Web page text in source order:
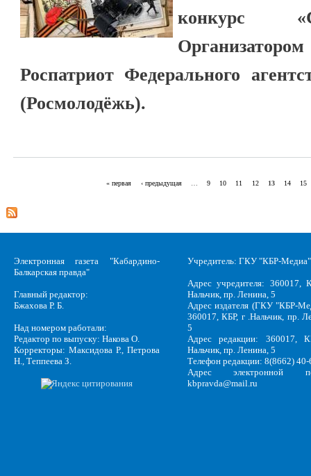
конкурс
Роспатриот Федерального
(Росмолодёжь).
« первая ‹ предыдущая … 9 10 11 12 13 14 15
Электронная газета "Кабардино-
Балкарская правда"
Главный редактор:
Бжахова Р. Б.
Над номером работали:
Редактор по выпуску: Накова О.
Корректоры: Максидова Р., Петрова
Н., Теппеева З.
Учредитель: ГКУ "КБР-Медиа"
Адрес учредителя: 360017,
Нальчик, пр. Ленина, 5
Адрес издателя (ГКУ "КБР-
360017, КБР, г .Нальчик, пр.
5
Адрес редакции: 360017,
Нальчик, пр. Ленина, 5
Телефон редакции: 8(8662)
Адрес электронной
kbpravda@mail.ru